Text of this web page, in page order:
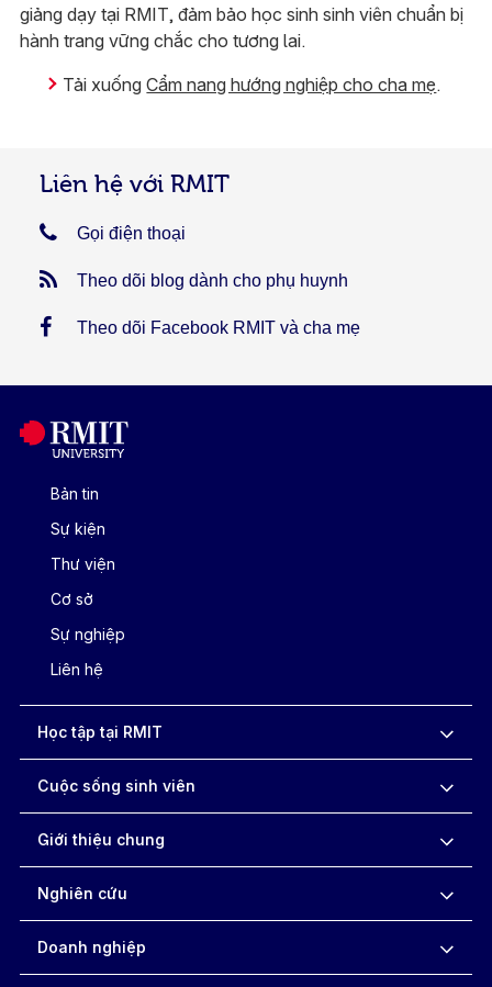
giảng dạy tại RMIT, đảm bảo học sinh sinh viên chuẩn bị
hành trang vững chắc cho tương lai.
Tải xuốngCẩm nang hướng nghiệp cho cha mẹ.
Liên hệ với RMIT
Gọi điện thoại
Theo dõi blog dành cho phụ huynh
Theo dõi Facebook RMIT và cha mẹ
Bản tin
Sự kiện
Thư viện
Cơ sở
Sự nghiệp
Liên hệ
Học tập tại RMIT
Cuộc sống sinh viên
Giới thiệu chung
Nghiên cứu
Doanh nghiệp